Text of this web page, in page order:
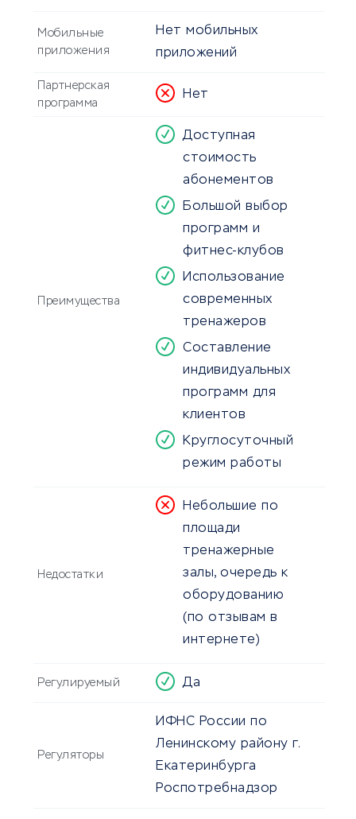
Мобильные
приложения
Нет мобильных
приложений
Партнерская
программа
Нет
Преимущества
Доступная
стоимость
абонементов
Большой выбор
программ и
фитнес-клубов
Использование
современных
тренажеров
Составление
индивидуальных
программ для
клиентов
Круглосуточный
режим работы
Недостатки
Небольшие по
площади
тренажерные
залы, очередь к
оборудованию
(по отзывам в
интернете)
Регулируемый Да
Регуляторы
ИФНС России по
Ленинскому району г.
Екатеринбурга
Роспотребнадзор